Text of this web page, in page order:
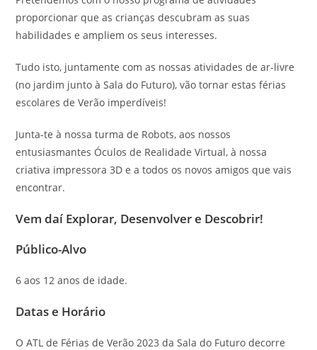
proporcionar que as crianças descubram as suas
habilidades e ampliem os seus interesses.
Tudo isto, juntamente com as nossas atividades de ar-livre
(no jardim junto à Sala do Futuro), vão tornar estas férias
escolares de Verão imperdíveis!
Junta-te à nossa turma de Robots, aos nossos
entusiasmantes Óculos de Realidade Virtual, à nossa
criativa impressora 3D e a todos os novos amigos que vais
encontrar.
Vem daí Explorar, Desenvolver e Descobrir!
Público-Alvo
6 aos 12 anos de idade.
Datas e Horário
O ATL de Férias de Verão 2023 da Sala do Futuro decorre